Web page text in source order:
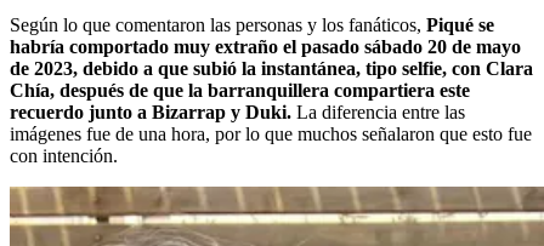
Según lo que comentaron las personas y los fanáticos, Piqué se
habría comportado muy extraño el pasado sábado 20 de mayo
de 2023, debido a que subió la instantánea, tipo selfie, con Clara
Chía, después de que la barranquillera compartiera este
recuerdo junto a Bizarrap y Duki. La diferencia entre las
imágenes fue de una hora, por lo que muchos señalaron que esto fue
con intención.